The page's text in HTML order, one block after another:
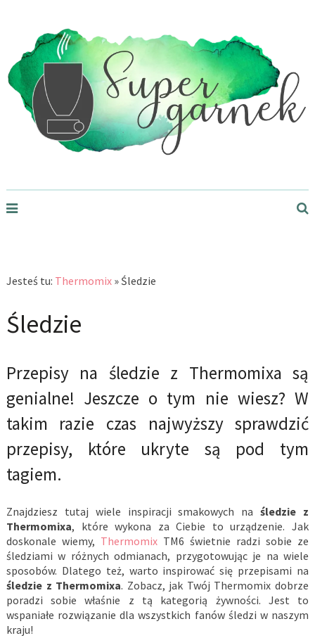
Supergarnek.pl
Jesteś tu: Thermomix» Śledzie
Śledzie
Przepisy na śledzie z Thermomixa są
genialne! Jeszcze o tym nie wiesz? W
takim razie czas najwyższy sprawdzić
przepisy, które ukryte są pod tym
tagiem.
Znajdziesz tutaj wiele inspiracji smakowych naśledzie z
Thermomixa, które wykona za Ciebie to urządzenie. Jak
doskonale wiemy, Thermomix TM6 świetnie radzi sobie ze
śledziami w różnych odmianach, przygotowując je na wiele
sposobów. Dlatego też, warto inspirować się przepisami na
śledzie z Thermomixa. Zobacz, jak Twój Thermomix dobrze
poradzi sobie właśnie z tą kategorią żywności. Jest to
wspaniałe rozwiązanie dla wszystkich fanów śledzi w naszym
kraju!